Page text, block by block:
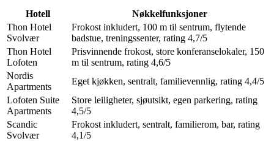
Hotell
Nøkkelfunksjoner
Thon Hotel
Svolvær
Frokost inkludert, 100 m til sentrum, flytende
badstue, treningssenter, rating 4,7/5
Thon Hotel
Lofoten
Prisvinnende frokost, store konferanselokaler, 150
m til sentrum, rating 4,6/5
Nordis
Apartments
Eget kjøkken, sentralt, familievennlig, rating 4,4/5
Lofoten Suite
Apartments
Store leiligheter, sjøutsikt, egen parkering, rating
4,5/5
Scandic
Svolvær
Frokost inkludert, sentralt, familierom, bar, rating
4,1/5